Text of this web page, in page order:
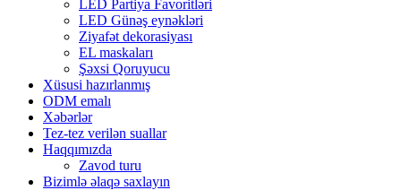
LED Partiya Favoritləri
LED Günəş eynəkləri
Ziyafət dekorasiyası
EL maskaları
Şəxsi Qoruyucu
Xüsusi hazırlanmış
ODM emalı
Xəbərlər
Tez-tez verilən suallar
Haqqımızda
Zavod turu
Bizimlə əlaqə saxlayın